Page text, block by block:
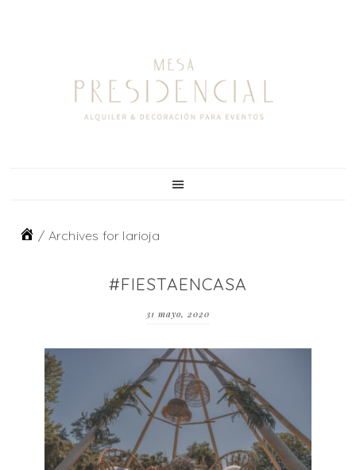
/ Archives for larioja
#FIESTAENCASA
31 mayo, 2020